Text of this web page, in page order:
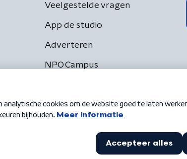
Veelgestelde vragen
App de studio
Adverteren
NPO Campus